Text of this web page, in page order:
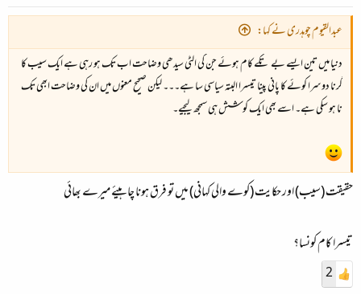
ان تمام حضرات کو مشترکہ طور پر بشمول جنابعبدالقیوم چوہدری صاحب کے اس عظیم تحقیق کی بنیاد پر
عالمی شہرت یافتہ"کرو ایوارڈ"سے نوازا جاتا ہے
عبدالقیوم چوہدری نے کہا:
دنیا میں تین ایسے بے تکے کام ہوئے جن کی الٹی سیدھی وضاحت اب تک ہو رہی ہے ایک سیب کا
گرنا دوسرا کوئے کا پانی پینا تیسرا البتہ سیاسی سا ہے۔۔۔ لیکن صحیح معنوں میں ان کی وضاحت ابھی تک
نا ہو سکی ہے۔ اسے بھی ایک کوشش ہی سمجھ لیجیے۔
حقیقت (سیب) اور حکایت (کوے والی کہانی) میں تو فرق ہونا چاہیئے میرے بھائی
تیسرا کام کونسا؟
2